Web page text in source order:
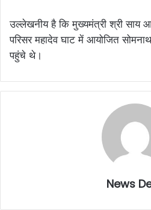
उल्लेखनीय है कि मुख्यमंत्री श्री साय
परिसर महादेव घाट में आयोजित सोमनाथ
पहुंचे थे।
News